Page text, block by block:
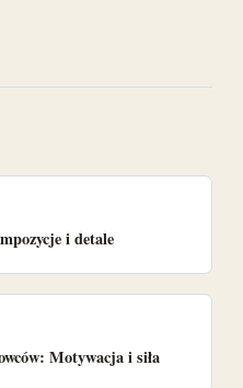
i detale
Motywacja i siła